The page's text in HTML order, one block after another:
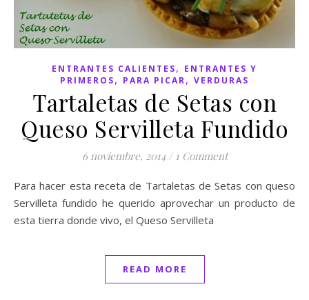
ENTRANTES CALIENTES, ENTRANTES Y
PRIMEROS, PARA PICAR, VERDURAS
Tartaletas de Setas con
Queso Servilleta Fundido
6 noviembre, 2014 / 1 Comment
Para hacer esta receta de Tartaletas de Setas con queso
Servilleta fundido he querido aprovechar un producto de
esta tierra donde vivo, el Queso Servilleta
READ MORE